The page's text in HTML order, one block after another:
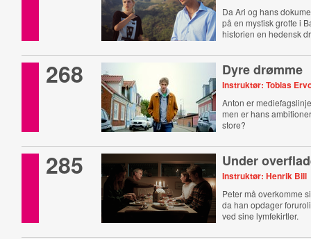
Da Ari og hans
på en mystisk grotte i
historien en hedensk
268 Dyre drømme
Instruktør: Tobias
Anton er
men er hans
store?
285 Under
Instruktør: Henrik Bill
Peter må overkomme
da han opdager
ved sine lymfekirtler.